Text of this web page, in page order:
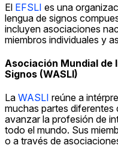
El EFSLI es una
lengua de signos
incluyen asociaciones
miembros individuales y
Asociación Mundial de
Signos (WASLI)
La WASLI reúne a
muchas partes
avanzar la profesión de
todo el mundo. Sus
o a través de